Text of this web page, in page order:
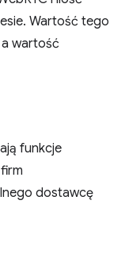
Wartość tego
wartość
funkcje
dostawcę